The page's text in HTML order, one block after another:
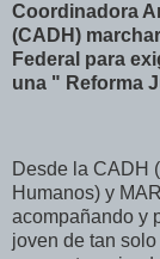
Coordinadora
(CADH)
Federal para
una " Reforma
Desde la CADH
Humanos) y
acompañando y
joven de tan